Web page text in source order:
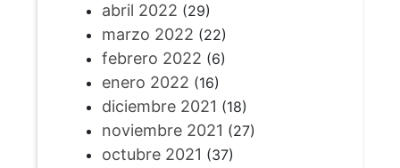
abril 2022 (29)
marzo 2022 (22)
febrero 2022 (6)
enero 2022 (16)
diciembre 2021 (18)
noviembre 2021 (27)
octubre 2021 (37)